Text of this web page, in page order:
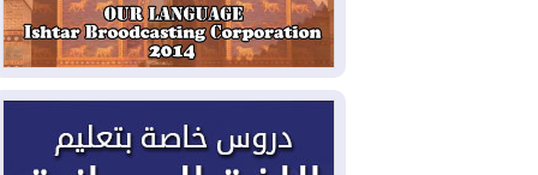
2026-08-03
أوامر بإجلاء 60 ألف شخص
بسبب الحرائق في ولاية واشنطن
2026-08-02مشروع "حسابي" يُمهل
الموظفين حتى نهاية أغسطس لاستلام
بطاقاتهم المصرفية